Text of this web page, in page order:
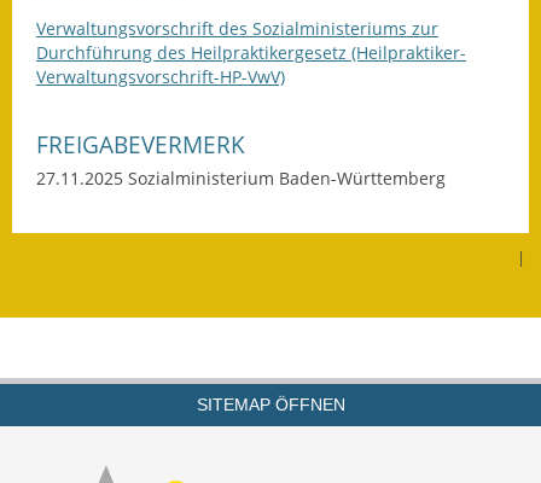
Verwaltungsvorschrift des Sozialministeriums zur
Durchführung des Heilpraktikergesetz (Heilpraktiker-
Verwaltungsvorschrift-HP-VwV)
FREIGABEVERMERK
27.11.2025 Sozialministerium Baden-Württemberg
|
SITEMAP ÖFFNEN